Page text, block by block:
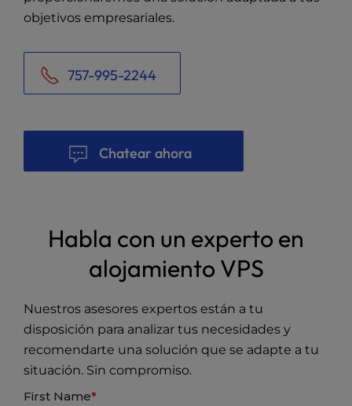
objetivos empresariales.
757-995-2244
Chatear ahora
Habla con un experto en
alojamiento VPS
Nuestros asesores expertos están a tu
disposición para analizar tus necesidades y
recomendarte una solución que se adapte a tu
situación. Sin compromiso.